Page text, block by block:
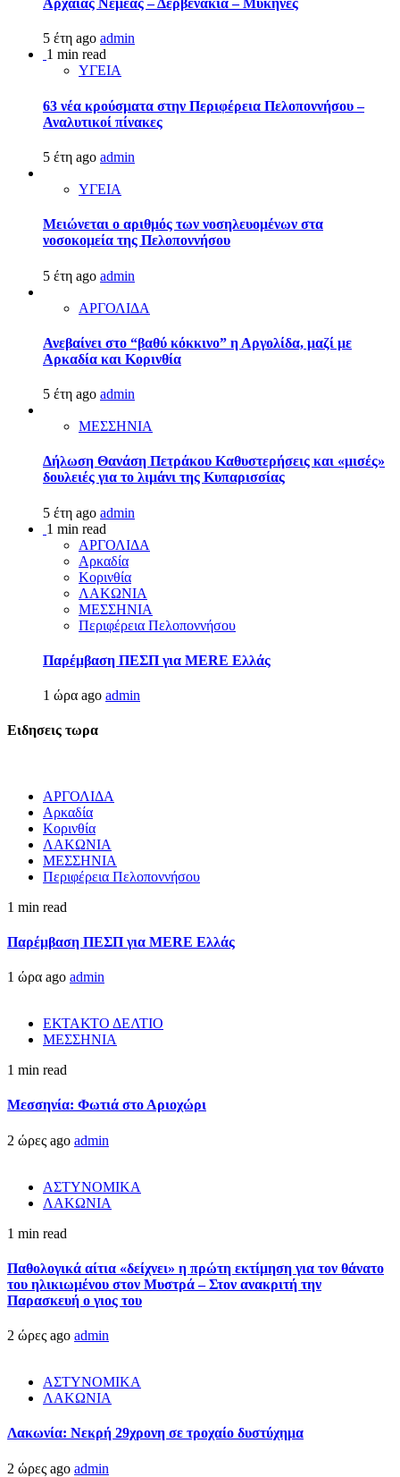
Αρχαίας Νεμέας – Δερβενάκια – Μυκήνες
5 έτη ago admin
1 min read
ΥΓΕΙΑ
63 νέα κρούσματα στην Περιφέρεια Πελοποννήσου –
Αναλυτικοί πίνακες
5 έτη ago admin
ΥΓΕΙΑ
Μειώνεται ο αριθμός των νοσηλευομένων στα
νοσοκομεία της Πελοποννήσου
5 έτη ago admin
ΑΡΓΟΛΙΔΑ
Ανεβαίνει στο “βαθύ κόκκινο” η Αργολίδα, μαζί με
Αρκαδία και Κορινθία
5 έτη ago admin
ΜΕΣΣΗΝΙΑ
Δήλωση Θανάση Πετράκου Καθυστερήσεις και «μισές»
δουλειές για το λιμάνι της Κυπαρισσίας
5 έτη ago admin
1 min read
ΑΡΓΟΛΙΔΑ
Αρκαδία
Κορινθία
ΛΑΚΩΝΙΑ
ΜΕΣΣΗΝΙΑ
Περιφέρεια Πελοποννήσου
Παρέμβαση ΠΕΣΠ για MERE Ελλάς
1 ώρα ago admin
Ειδησεις τωρα
ΑΡΓΟΛΙΔΑ
Αρκαδία
Κορινθία
ΛΑΚΩΝΙΑ
ΜΕΣΣΗΝΙΑ
Περιφέρεια Πελοποννήσου
1 min read
Παρέμβαση ΠΕΣΠ για MERE Ελλάς
1 ώρα ago admin
ΕΚΤΑΚΤΟ ΔΕΛΤΙΟ
ΜΕΣΣΗΝΙΑ
1 min read
Μεσσηνία: Φωτιά στο Αριοχώρι
2 ώρες ago admin
ΑΣΤΥΝΟΜΙΚΑ
ΛΑΚΩΝΙΑ
1 min read
Παθολογικά αίτια «δείχνει» η πρώτη εκτίμηση για τον θάνατο
του ηλικιωμένου στον Μυστρά – Στον ανακριτή την
Παρασκευή ο γιος του
2 ώρες ago admin
ΑΣΤΥΝΟΜΙΚΑ
ΛΑΚΩΝΙΑ
Λακωνία: Νεκρή 29χρονη σε τροχαίο δυστύχημα
2 ώρες ago admin